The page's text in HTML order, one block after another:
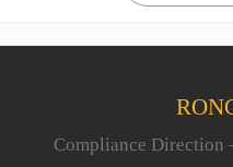
Compliance Direction